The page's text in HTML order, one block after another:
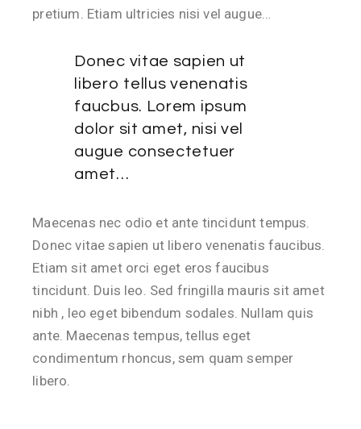
pretium. Etiam ultricies nisi vel augue…
Donec vitae sapien ut
libero tellus venenatis
faucbus. Lorem ipsum
dolor sit amet, nisi vel
augue consectetuer
amet…
Maecenas nec odio et ante tincidunt tempus.
Donec vitae sapien ut libero venenatis faucibus.
Etiam sit amet orci eget eros faucibus
tincidunt. Duis leo. Sed fringilla mauris sit amet
nibh , leo eget bibendum sodales. Nullam quis
ante. Maecenas tempus, tellus eget
condimentum rhoncus, sem quam semper
libero.